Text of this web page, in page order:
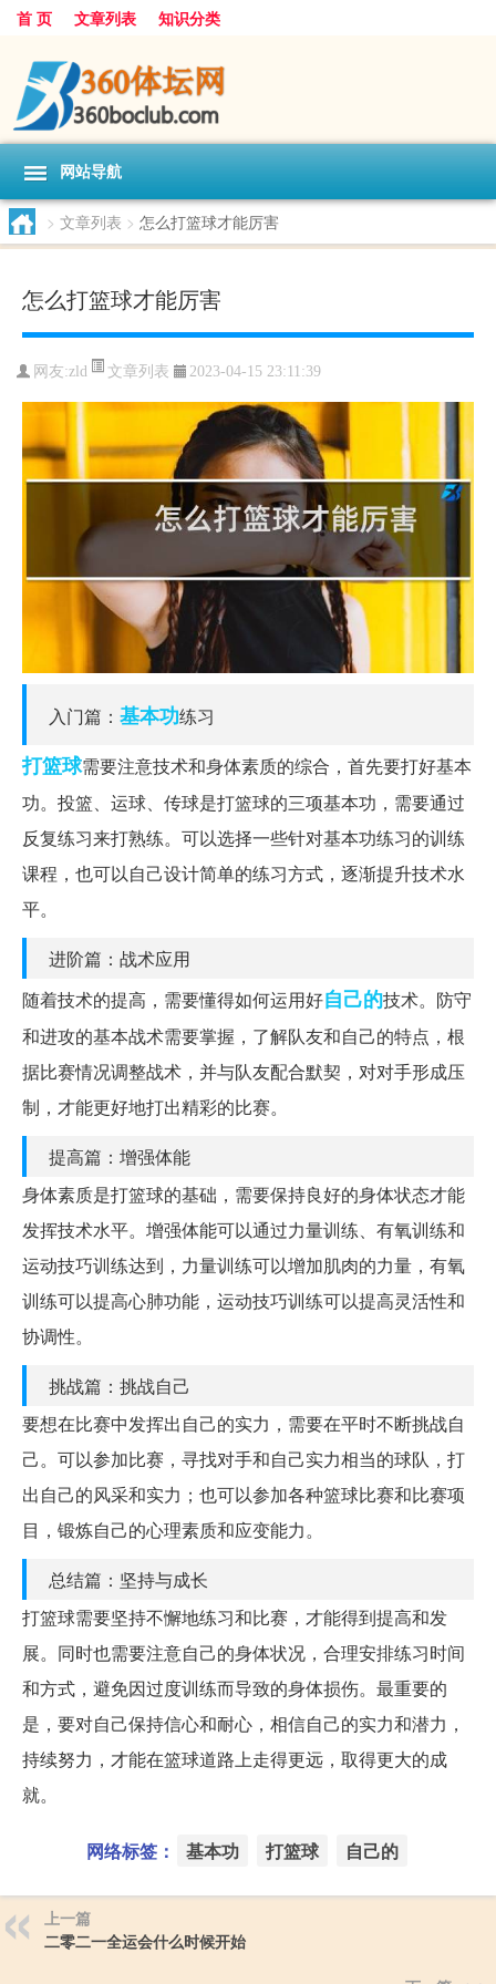
首 页 文章列表 知识分类
网站导航
> 文章列表 > 怎么打篮球才能厉害
怎么打篮球才能厉害
网友:zld 文章列表 2023-04-15 23:11:39
入门篇： 基本功练习
打篮球需要注意技术和身体素质的综合，首先要打好基本
功。投篮、运球、传球是打篮球的三项基本功，需要通过
反复练习来打熟练。可以选择一些针对基本功练习的训练
课程，也可以自己设计简单的练习方式，逐渐提升技术水
平。
进阶篇：战术应用
随着技术的提高，需要懂得如何运用好自己的技术。防守
和进攻的基本战术需要掌握，了解队友和自己的特点，根
据比赛情况调整战术，并与队友配合默契，对对手形成压
制，才能更好地打出精彩的比赛。
提高篇：增强体能
身体素质是打篮球的基础，需要保持良好的身体状态才能
发挥技术水平。增强体能可以通过力量训练、有氧训练和
运动技巧训练达到，力量训练可以增加肌肉的力量，有氧
训练可以提高心肺功能，运动技巧训练可以提高灵活性和
协调性。
挑战篇：挑战自己
要想在比赛中发挥出自己的实力，需要在平时不断挑战自
己。可以参加比赛，寻找对手和自己实力相当的球队，打
出自己的风采和实力；也可以参加各种篮球比赛和比赛项
目，锻炼自己的心理素质和应变能力。
总结篇：坚持与成长
打篮球需要坚持不懈地练习和比赛，才能得到提高和发
展。同时也需要注意自己的身体状况，合理安排练习时间
和方式，避免因过度训练而导致的身体损伤。最重要的
是，要对自己保持信心和耐心，相信自己的实力和潜力，
持续努力，才能在篮球道路上走得更远，取得更大的成
就。
网络标签： 基本功 打篮球 自己的
上一篇
二零二一全运会什么时候开始